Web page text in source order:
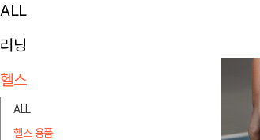
ALL
러닝
헬스
ALL
헬스 용품